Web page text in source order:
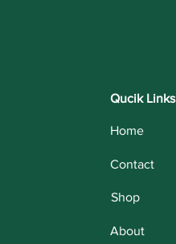
Qucik Links
Home
Contact
Shop
About